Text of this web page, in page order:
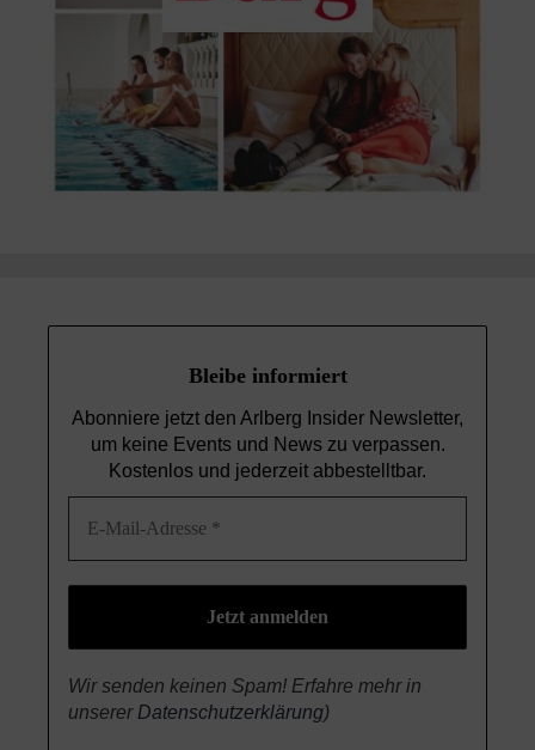
Bleibe informiert
Abonniere jetzt den Arlberg Insider Newsletter,
um keine Events und Newszu verpassen.
Kostenlos und jederzeit abbestelltbar.
Wir senden keinen Spam! Erfahre mehr in
unserer Datenschutzerklärung)